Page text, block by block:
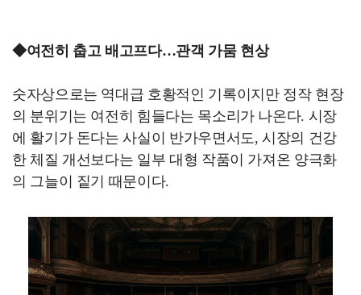
◆여전히 춥고 배고프다…관객 가뭄 현상
숫자상으로는 역대급 호황적인 기록이지만 정작 현장
의 분위기는 여전히 힘들다는 목소리가 나온다. 시장
에 활기가 돈다는 사실이 반가우면서도, 시장의 건강
한 체질 개선보다는 일부 대형 작품이 가져온 양극화
의 그늘이 짙기 때문이다.